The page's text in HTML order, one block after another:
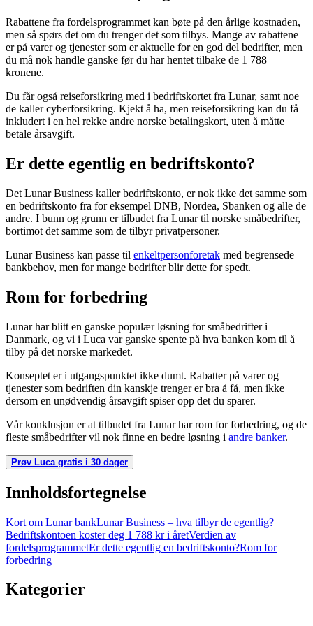
Rabattene fra fordelsprogrammet kan bøte på den årlige kostnaden,
men så spørs det om du trenger det som tilbys. Mange av rabattene
er på varer og tjenester som er aktuelle for en god del bedrifter, men
du må nok handle ganske før du har hentet tilbake de 1 788
kronene.
Du får også reiseforsikring med i bedriftskortet fra Lunar, samt noe
de kaller cyberforsikring. Kjekt å ha, men reiseforsikring kan du få
inkludert i en hel rekke andre norske betalingskort, uten å måtte
betale årsavgift.
Er dette egentlig en bedriftskonto?
Det Lunar Business kaller bedriftskonto, er nok ikke det samme som
en bedriftskonto fra for eksempel DNB, Nordea, Sbanken og alle de
andre. I bunn og grunn er tilbudet fra Lunar til norske småbedrifter,
bortimot det samme som de tilbyr privatpersoner.
Lunar Business kan passe til enkeltpersonforetak med begrensede
bankbehov, men for mange bedrifter blir dette for spedt.
Rom for forbedring
Lunar har blitt en ganske populær løsning for småbedrifter i
Danmark, og vi i Luca var ganske spente på hva banken kom til å
tilby på det norske markedet.
Konseptet er i utgangspunktet ikke dumt. Rabatter på varer og
tjenester som bedriften din kanskje trenger er bra å få, men ikke
dersom en unødvendig årsavgift spiser opp det du sparer.
Vår konklusjon er at tilbudet fra Lunar har rom for forbedring, og de
fleste småbedrifter vil nok finne en bedre løsning i andre banker.
Prøv Luca gratis i 30 dager
Innholdsfortegnelse
Kort om Lunar bankLunar Business – hva tilbyr de egentlig?
Bedriftskontoen koster deg 1 788 kr i åretVerdien av
fordelsprogrammetEr dette egentlig en bedriftskonto?Rom for
forbedring
Kategorier